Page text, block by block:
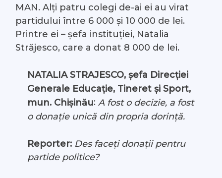
MAN. Alți patru colegi de-ai ei au virat
partidului între 6 000 și 10 000 de lei.
Printre ei – șefa instituției, Natalia
Străjesco, care a donat 8 000 de lei.
NATALIA STRAJESCO, șefa Direcției
Generale Educație, Tineret și Sport,
mun. Chișinău: A fost o decizie, a fost
o donație unică din propria dorință.
Reporter: Des faceți donații pentru
partide politice?